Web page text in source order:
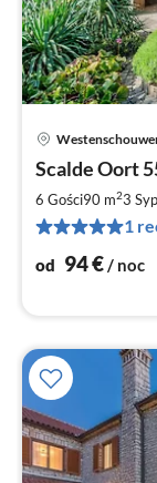
Scalde Oort
6 Gości90 m23
1
od 94€/ noc